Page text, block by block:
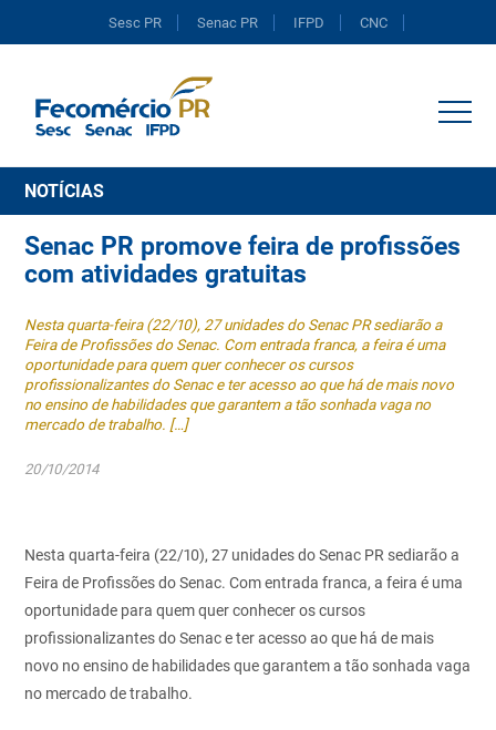
Sesc PR Senac PR IFPD CNC
NOTÍCIAS
Senac PR promove feira de profissões
com atividades gratuitas
Nesta quarta-feira (22/10), 27 unidades do Senac PR sediarão a
Feira de Profissões do Senac. Com entrada franca, a feira é uma
oportunidade para quem quer conhecer os cursos
profissionalizantes do Senac e ter acesso ao que há de mais novo
no ensino de habilidades que garantem a tão sonhada vaga no
mercado de trabalho. […]
20/10/2014
Nesta quarta-feira (22/10), 27 unidades do Senac PR sediarão a
Feira de Profissões do Senac. Com entrada franca, a feira é uma
oportunidade para quem quer conhecer os cursos
profissionalizantes do Senac e ter acesso ao que há de mais
novo no ensino de habilidades que garantem a tão sonhada vaga
no mercado de trabalho.